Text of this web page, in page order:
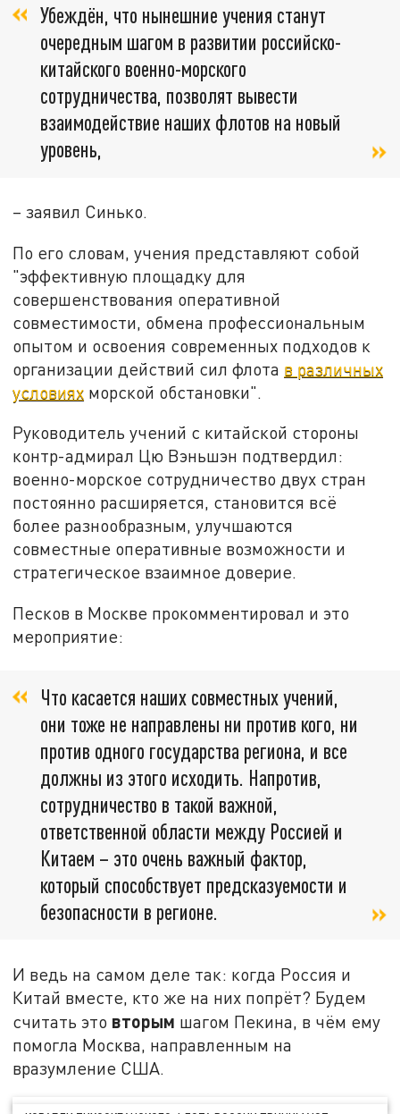
Убеждён, что нынешние учения станут
очередным шагом в развитии российско-
китайского военно-морского
сотрудничества, позволят вывести
взаимодействие наших флотов на новый
уровень,
– заявил Синько.
По его словам, учения представляют собой
"эффективную площадку для
совершенствования оперативной
совместимости, обмена профессиональным
опытом и освоения современных подходов к
организации действий сил флота в различных
условиях морской обстановки".
Руководитель учений с китайской стороны
контр-адмирал Цю Вэньшэн подтвердил:
военно-морское сотрудничество двух стран
постоянно расширяется, становится всё
более разнообразным, улучшаются
совместные оперативные возможности и
стратегическое взаимное доверие.
Песков в Москве прокомментировал и это
мероприятие:
Что касается наших совместных учений,
они тоже не направлены ни против кого, ни
против одного государства региона, и все
должны из этого исходить. Напротив,
сотрудничество в такой важной,
ответственной области между Россией и
Китаем – это очень важный фактор,
который способствует предсказуемости и
безопасности в регионе.
И ведь на самом деле так: когда Россия и
Китай вместе, кто же на них попрёт? Будем
считать это вторым шагом Пекина, в чём ему
помогла Москва, направленным на
вразумление США.